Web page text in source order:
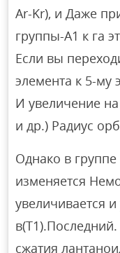
Ar-Kr), и Даже
группы-А1 к га
Если вы
элемента к 5-му
И увеличение на
и др.) Радиус
Однако в
изменяется
увеличивается
сжатия